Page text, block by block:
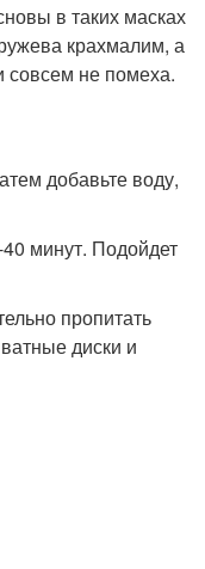
в таких масках
крахмалим, а
совсем не помеха.
добавьте воду,
минут. Подойдет
пропитать
диски и